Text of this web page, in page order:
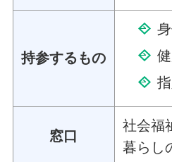
持参するもの
窓口
社会福
暮らし